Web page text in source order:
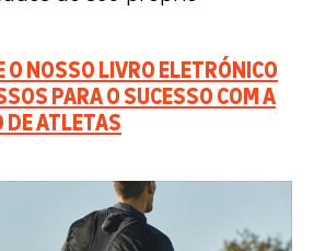
O NOSSO LIVRO ELETRÓNICO
PARA O SUCESSO COM A
DE ATLETAS